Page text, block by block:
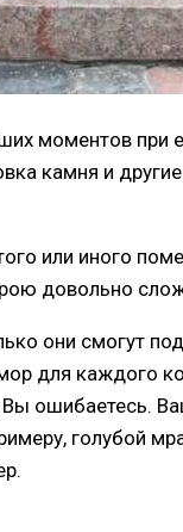
моментов при
камня и
или иного
довольно
они смогут
для каждого
ошибаетесь.
голубой